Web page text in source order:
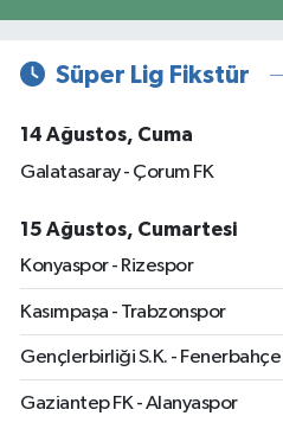
Süper Lig Fikstür
14 Ağustos, Cuma
Galatasaray - Çorum FK
15 Ağustos, Cumartesi
Konyaspor - Rizespor
Kasımpaşa - Trabzonspor
Gençlerbirliği S.K. - Fenerbahçe
Gaziantep FK - Alanyaspor